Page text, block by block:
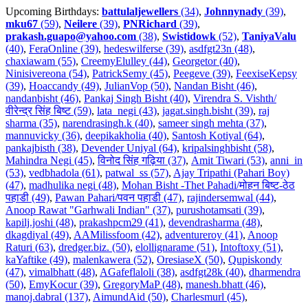
Upcoming Birthdays: battulaljewellers (34), Johnnynady (39),
mku67 (59), Neilere (39), PNRichard (39),
prakash.guapo@yahoo.com (38), Swistidowk (52), TaniyaValu
(40), FeraOnline (39), hedeswilferse (39), asdfgt23n (48),
chaxiawam (55), CreemyElulley (44), Georgetor (40),
Ninisivereona (54), PatrickSemy (45), Peegeve (39), FeexiseKepsy
(39), Hoaccandy (49), JulianVop (50), Nandan Bisht (46),
nandanbisht (46), Pankaj Singh Bisht (40), Virendra S. Vishth/
वीरेन्द्र सिंह बिष्ट (59), lata_negi (43), jagat.singh.bisht (39), raj
sharma (35), narendrasingh.k (40), sameer singh mehta (37),
mannuvicky (36), deepikakholia (40), Santosh Kotiyal (64),
pankajbisth (38), Devender Uniyal (64), kripalsinghbisht (58),
Mahindra Negi (45),विनोद सिंह गढ़िया (37), Amit Tiwari (53), anni_in
(53), vedbhadola (61), patwal_ss (57), Ajay Tripathi (Pahari Boy)
(47), madhulika negi (48), Mohan Bisht -Thet Pahadi/मोहन बिष्ट-ठेठ
पहाडी (49), Pawan Pahari/पवन पहाडी (47), rajindersemwal (44),
Anoop Rawat "Garhwali Indian" (37), purushotamsati (39),
kapilj.joshi (48), prakashpcm29 (41), devendrasharma (48),
dkagdiyal (49), AAMilissfoom (42), adventureroy (41), Anoop
Raturi (63), dredger.biz. (50), elollignarame (51), Intoftoxy (51),
kaYaftike (49), malenkawera (52), OresiaseX (50), Qupiskondy
(47), vimalbhatt (48), AGafeflaloli (38), asdfgt28k (40), dharmendra
(50), EmyKocur (39), GregoryMaP (48), manesh.bhatt (46),
manoj.dabral (137), AimundAid (50), Charlesmurl (45),